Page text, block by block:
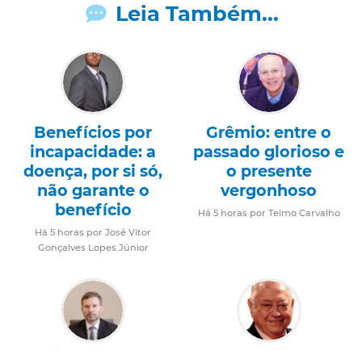
Leia Também...
Benefícios por
incapacidade: a
doença, por si só,
não garante o
benefício
Há 5 horas por José Vitor
Gonçalves Lopes Júnior
Grêmio: entre o
passado glorioso e
o presente
vergonhoso
Há 5 horas por Telmo Carvalho